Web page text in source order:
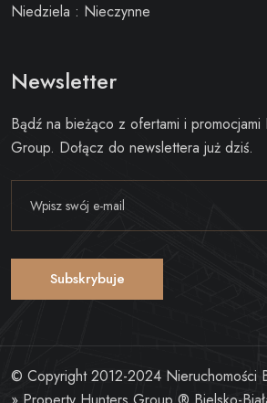
Niedziela : Nieczynne
Newsletter
Bądź na bieżąco z ofertami i
Group. Dołącz do newslettera już dziś.
Subskrybuje
© Copyright 2012-2024 Nieruchomości